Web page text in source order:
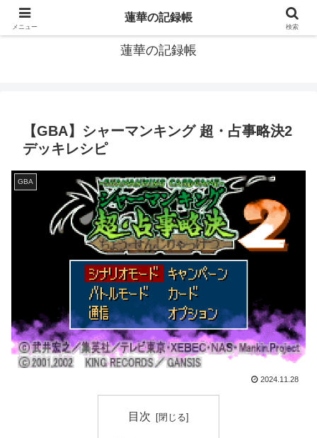
窓際社員の現役SEによるゲーム攻略、IT関連のメモです
蓮華の記録帳
【GBA】シャーマンキング 超・占事略決2
デッキレシピ
GBA
2024.11.28
目次
メニュー
蓮華の記録帳
検索